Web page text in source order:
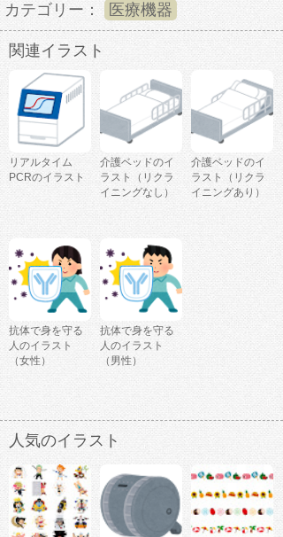
カテゴリー： 医療機器
関連イラスト
リアルタイム
PCRのイラスト
介護ベッドのイ
ラスト（リクラ
イニングなし）
介護ベッドのイ
ラスト（リクラ
イニングあり）
抗体で身を守る
人のイラスト
（女性）
抗体で身を守る
人のイラスト
（男性）
人気のイラスト